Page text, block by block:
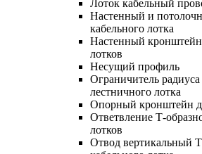
Лоток кабельный
Настенный и
кабельного лотка
Настенный
лотков
Несущий профиль
Ограничитель радиуса
лестничного лотка
Опорный кронштейн
Ответвление Т-
лотков
Отвод вертикальный